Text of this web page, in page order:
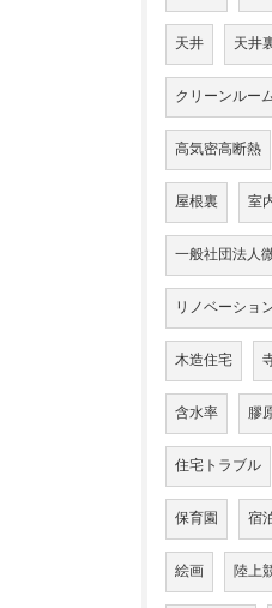
天井 天井
クリーンルー
高気密高断熱
屋根裏 室
一般社団法人
リノベーショ
木造住宅
含水率 膠
住宅トラブル
保育園 宿
絵画 陸上